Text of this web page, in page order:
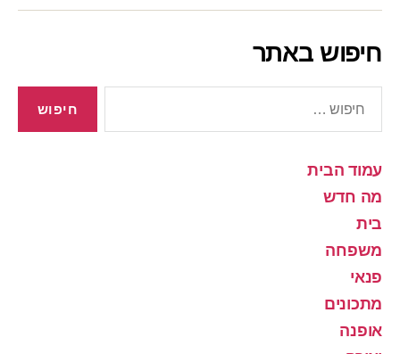
חיפוש באתר
עמוד הבית
מה חדש
בית
משפחה
פנאי
מתכונים
אופנה